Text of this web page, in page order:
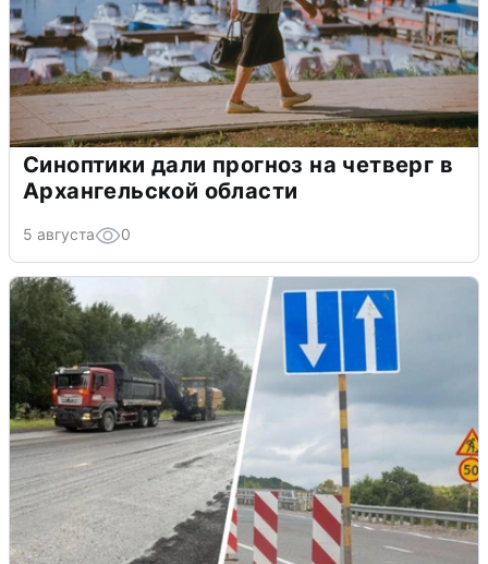
Синоптики дали прогноз на четверг в
Архангельской области
5 августа 0